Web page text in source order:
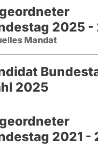
2025 -
Mandat
2025
2021 -